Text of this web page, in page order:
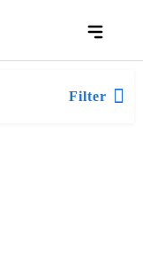
Filter